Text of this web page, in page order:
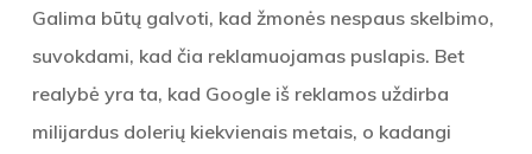
Galima būtų galvoti, kad žmonės nespaus skelbimo,
suvokdami, kad čia reklamuojamas puslapis. Bet
realybė yra ta, kad Google iš reklamos uždirba
milijardus dolerių kiekvienais metais, o kadangi